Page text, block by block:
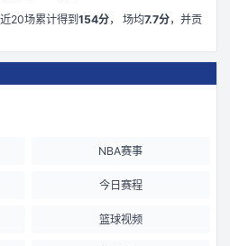
20场累计得到154分， 场均7.7分，并贡
NBA赛事
今日赛程
篮球视频